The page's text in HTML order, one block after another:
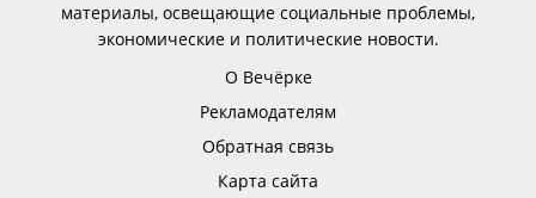
материалы, освещающие социальные проблемы,
экономические и политические новости.
О Вечёрке
Рекламодателям
Обратная связь
Карта сайта